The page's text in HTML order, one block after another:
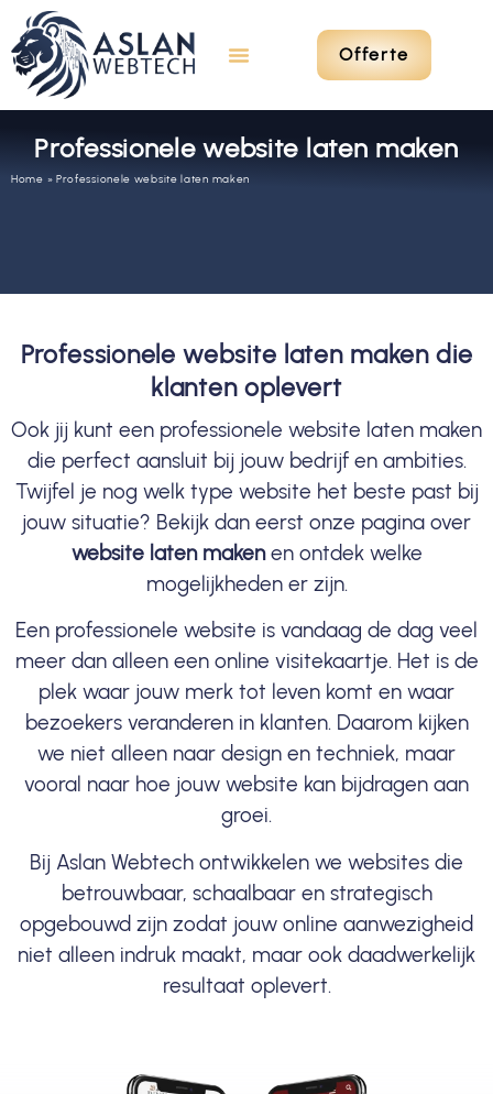
Offerte
Professionele website laten maken
Home » Professionele website laten maken
Professionele website laten maken die
klanten oplevert
Ook jij kunt een professionele website laten maken
die perfect aansluit bij jouw bedrijf en ambities.
Twijfel je nog welk type website het beste past bij
jouw situatie? Bekijk dan eerst onze pagina over
website laten makenen ontdek welke
mogelijkheden er zijn.
Een professionele website is vandaag de dag veel
meer dan alleen een online visitekaartje. Het is de
plek waar jouw merk tot leven komt en waar
bezoekers veranderen in klanten. Daarom kijken
we niet alleen naar design en techniek, maar
vooral naar hoe jouw website kan bijdragen aan
groei.
Bij Aslan Webtech ontwikkelen we websites die
betrouwbaar, schaalbaar en strategisch
opgebouwd zijn zodat jouw online aanwezigheid
niet alleen indruk maakt, maar ook daadwerkelijk
resultaat oplevert.